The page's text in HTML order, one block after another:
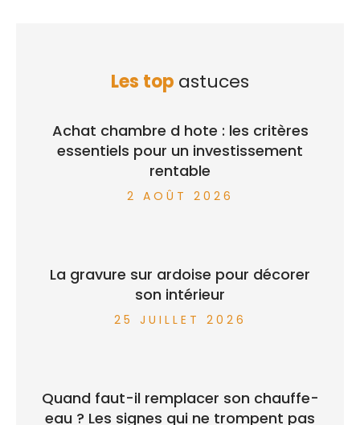
Les top astuces
Achat chambre d hote : les critères
essentiels pour un investissement
rentable
2 AOÛT 2026
La gravure sur ardoise pour décorer
son intérieur
25 JUILLET 2026
Quand faut-il remplacer son chauffe-
eau ? Les signes qui ne trompent pas